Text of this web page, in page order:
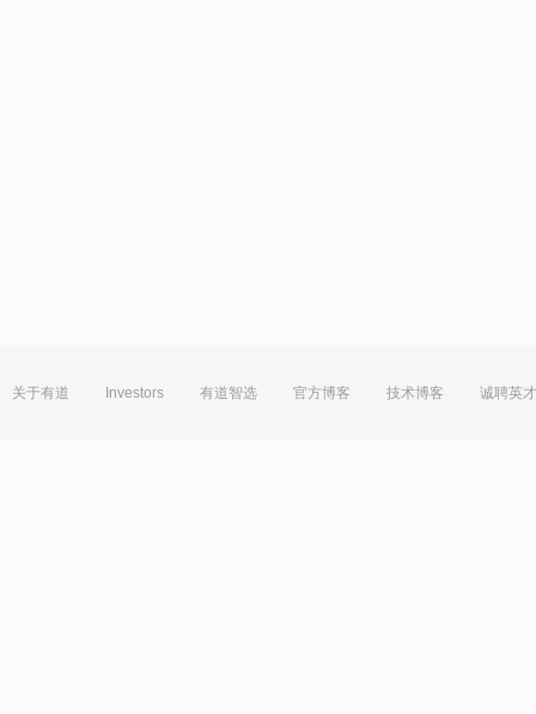
关于有道 Investors 有道智选 官方博客 技术博客 诚聘英才